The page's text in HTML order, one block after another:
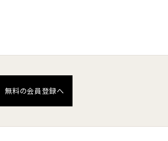
無料の会員登録へ